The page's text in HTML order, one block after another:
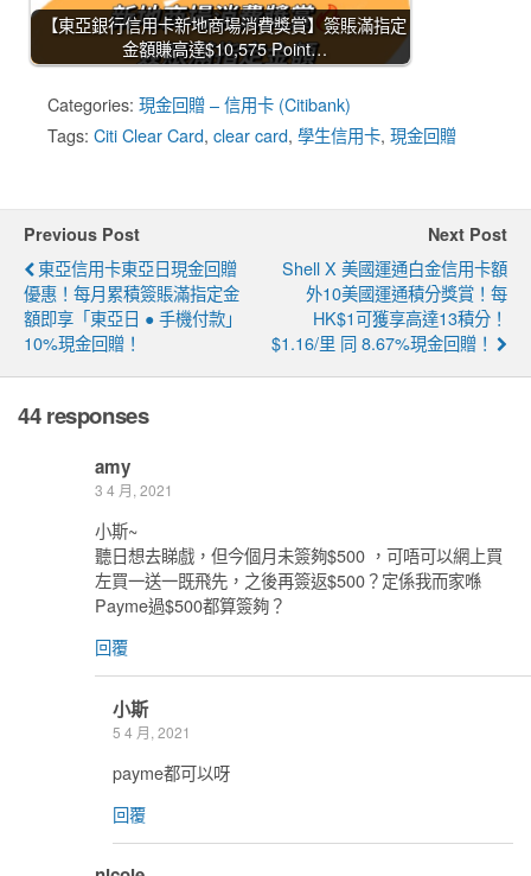
【東亞銀行信用卡新地商場消費獎賞】簽賬滿指定
金額賺高達$10,575 Point…
Categories: 現金回贈 – 信用卡 (Citibank)
Tags: Citi Clear Card, clear card, 學生信用卡, 現金回贈
Previous Post
東亞信用卡東亞日現金回贈
優惠！每月累積簽賬滿指定金
額即享「東亞日 ● 手機付款」
10%現金回贈！
Next Post
Shell X 美國運通白金信用卡額
外10美國運通積分獎賞！每
HK$1可獲享高達13積分！
$1.16/里 同 8.67%現金回贈！
44 responses
amy
3 4 月, 2021
小斯~
聽日想去睇戲，但今個月未簽夠$500 ，可唔可以網上買
左買一送一既飛先，之後再簽返$500？定係我而家喺
Payme過$500都算簽夠？
回覆
小斯
5 4 月, 2021
payme都可以呀
回覆